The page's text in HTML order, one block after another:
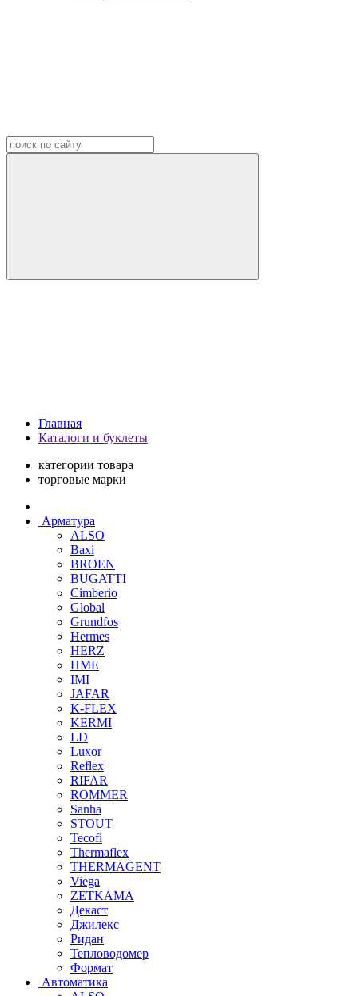
Главная
Каталоги и буклеты
категории товара
торговые марки
Арматура
ALSO
Baxi
BROEN
BUGATTI
Cimberio
Global
Grundfos
Hermes
HERZ
HME
IMI
JAFAR
K-FLEX
KERMI
LD
Luxor
Reflex
RIFAR
ROMMER
Sanha
STOUT
Tecofi
Thermaflex
THERMAGENT
Viega
ZETKAMA
Декаст
Джилекс
Ридан
Тепловодомер
Формат
Автоматика